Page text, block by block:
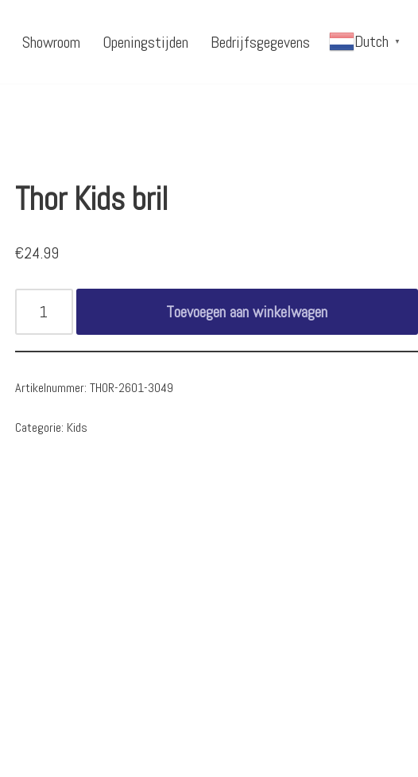
Showroom Openingstijden Bedrijfsgegevens Dutch ▼
Thor Kids bril
€24.99
Toevoegen aan winkelwagen
Artikelnummer:THOR-2601-3049
Categorie: Kids